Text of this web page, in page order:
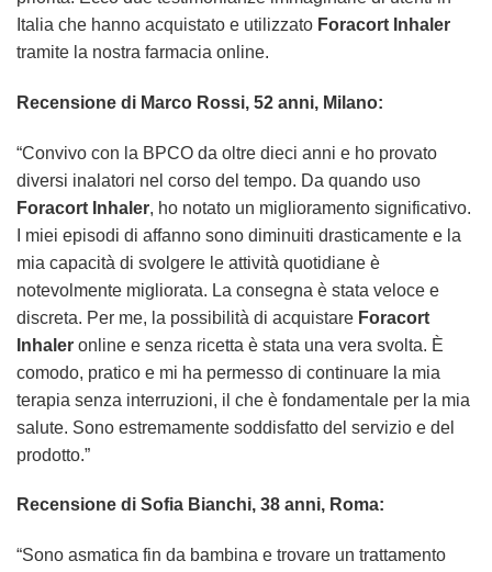
Italia che hanno acquistato e utilizzato Foracort Inhaler
tramite la nostra farmacia online.
Recensione di Marco Rossi, 52 anni, Milano:
“Convivo con la BPCO da oltre dieci anni e ho provato
diversi inalatori nel corso del tempo. Da quando uso
Foracort Inhaler, ho notato un miglioramento significativo.
I miei episodi di affanno sono diminuiti drasticamente e la
mia capacità di svolgere le attività quotidiane è
notevolmente migliorata. La consegna è stata veloce e
discreta. Per me, la possibilità di acquistare Foracort
Inhaler online e senza ricetta è stata una vera svolta. È
comodo, pratico e mi ha permesso di continuare la mia
terapia senza interruzioni, il che è fondamentale per la mia
salute. Sono estremamente soddisfatto del servizio e del
prodotto.”
Recensione di Sofia Bianchi, 38 anni, Roma:
“Sono asmatica fin da bambina e trovare un trattamento